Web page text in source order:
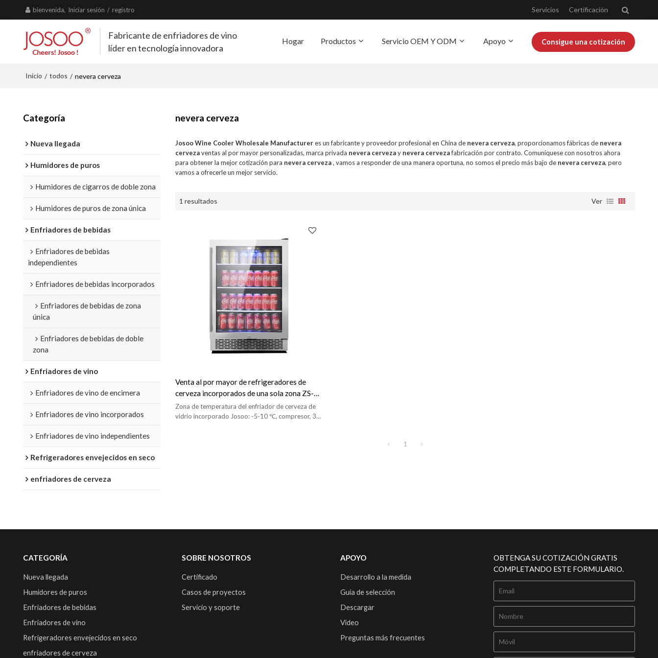
bienvenida, Iniciar sesión / registro Servicios Certificación
Fabricante de enfriadores de vino
líder en tecnología innovadora
Hogar Productos Servicio OEM Y ODM Apoyo Consigue una cotización
Inicio / todos / nevera cerveza
Categoría
Nueva llegada
Humidores de puros
Humidores de cigarros de doble zona
Humidores de puros de zona única
Enfriadores de bebidas
Enfriadores de bebidas
independientes
Enfriadores de bebidas incorporados
Enfriadores de bebidas de zona
única
Enfriadores de bebidas de doble
zona
Enfriadores de vino
Enfriadores de vino de encimera
Enfriadores de vino incorporados
Enfriadores de vino independientes
Refrigeradores envejecidos en seco
enfriadores de cerveza
nevera cerveza
Josoo Wine Cooler Wholesale Manufactureres un fabricante y proveedor profesional en China de nevera cerveza, proporcionamos fábricas de nevera
cervezaventas al por mayor personalizadas, marca privada nevera cervezay nevera cervezafabricación por contrato. Comuníquese con nosotros ahora
para obtener la mejor cotización para nevera cerveza, vamos a responder de una manera oportuna, no somos el precio más bajo de nevera cerveza, pero
vamos a ofrecerle un mejor servicio.
1 resultados Ver
Venta al por mayor de refrigeradores de
cerveza incorporados de una sola zona ZS-
A150P para enfriadores de cerveza de vidrio
con puerta de acero inoxidable sin costuras
Zona de temperatura del enfriador de cerveza de
vidrio incorporado Josoo: -5-10 ℃, compresor, 3
1
CATEGORÍA
Nueva llegada
Humidores de puros
Enfriadores de bebidas
Enfriadores de vino
Refrigeradores envejecidos en seco
enfriadores de cerveza
SOBRE NOSOTROS
Certificado
Casos de proyectos
Servicio y soporte
APOYO
Desarrollo a la medida
Guía de selección
Descargar
Video
Preguntas más frecuentes
OBTENGA SU COTIZACIÓN GRATIS
COMPLETANDO ESTE FORMULARIO.